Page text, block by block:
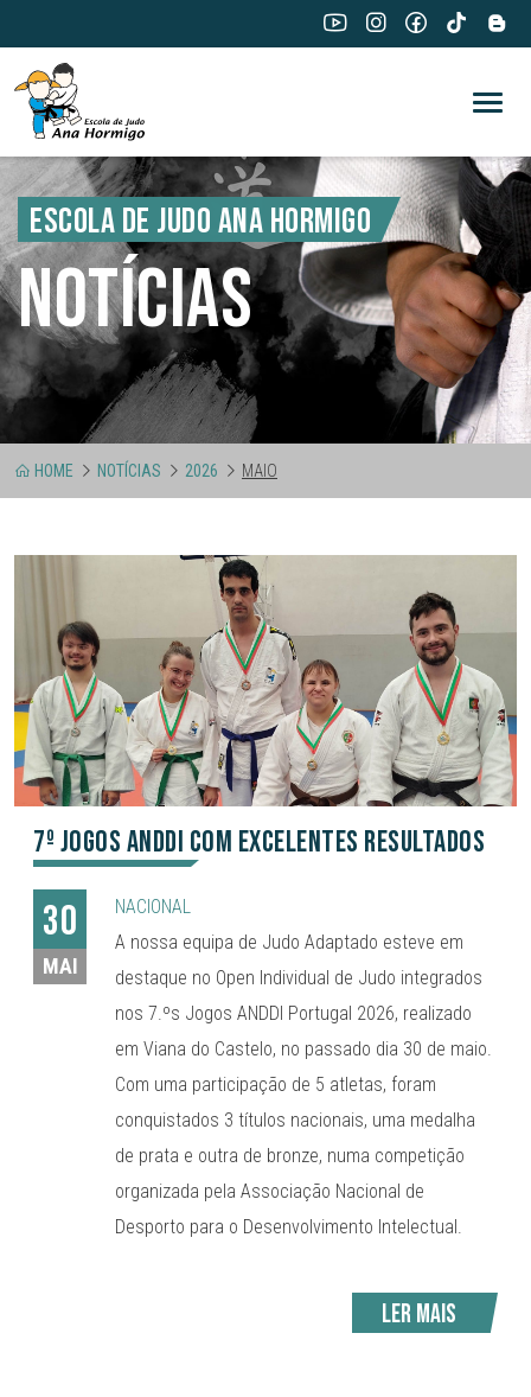
ESCOLA DE JUDO ANA HORMIGO
NOTÍCIAS
HOME NOTÍCIAS 2026 MAIO
7º Jogos ANDDI com excelentes resultados
30
MAI
NACIONAL
A nossa equipa de Judo Adaptado esteve em
destaque no Open Individual de Judo integrados
nos 7.ºs Jogos ANDDI Portugal 2026, realizado
em Viana do Castelo, no passado dia 30 de maio.
Com uma participação de 5 atletas, foram
conquistados 3 títulos nacionais, uma medalha
de prata e outra de bronze, numa competição
organizada pela Associação Nacional de
Desporto para o Desenvolvimento Intelectual.
Ler mais